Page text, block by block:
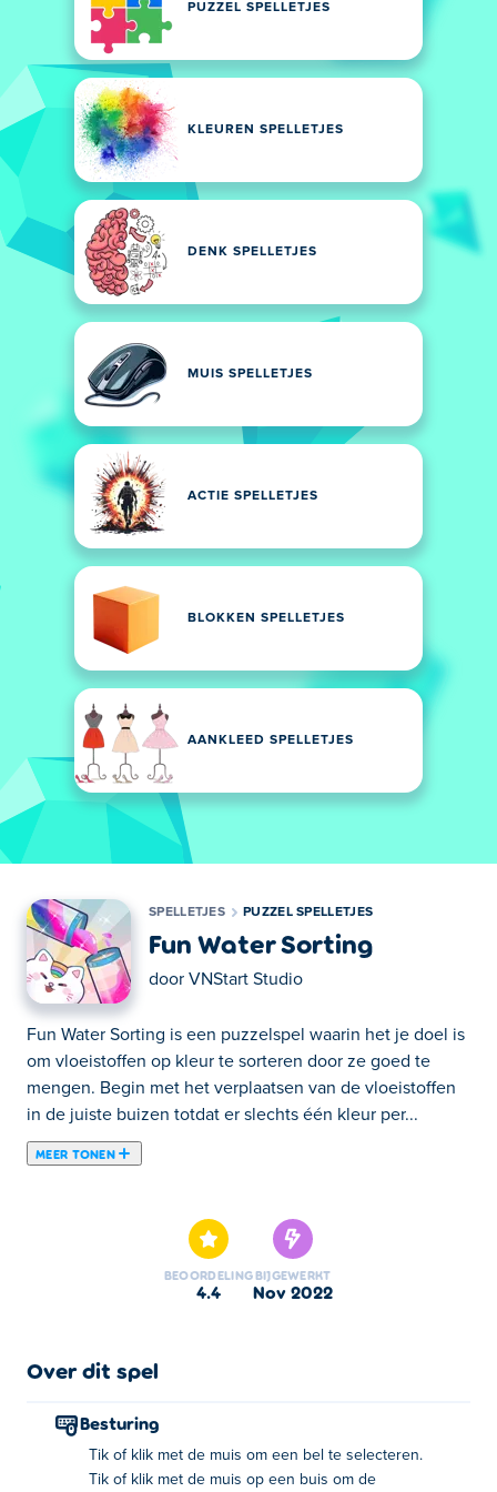
PUZZEL SPELLETJES
KLEUREN SPELLETJES
DENK SPELLETJES
MUIS SPELLETJES
ACTIE SPELLETJES
BLOKKEN SPELLETJES
AANKLEED SPELLETJES
SPELLETJES PUZZEL SPELLETJES
Fun Water Sorting
door VNStart Studio
Fun Water Sorting is een puzzelspel waarin het je doel is
om vloeistoffen op kleur te sorteren door ze goed te
mengen. Begin met het verplaatsen van de vloeistoffen
in de juiste buizen totdat er slechts één kleur per...
MEER TONEN
mengen. Begin met het verplaatsen van de vloeistoffen
in de juiste buizen totdat er slechts één kleur per buis is.
Denk logisch na en vind je eigen manier om het
beweging ongedaan maken! Deel Fun Water Sorting met
voltooien!
Hoe speel je Fun Water Sorting?
BEOORDELING
4.4
BIJGEWERKT
nov 2022
Over dit spel
Besturing
Tik of klik met de muis om een bel te selecteren.
Tik of klik met de muis op een buis om de